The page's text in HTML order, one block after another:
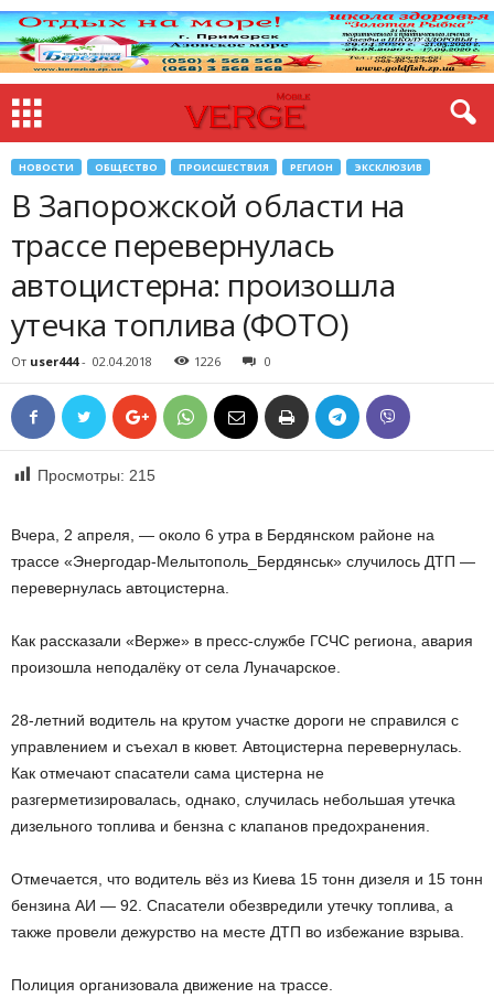
НОВОСТИ ОБЩЕСТВО ПРОИСШЕСТВИЯ РЕГИОН ЭКСКЛЮЗИВ
В Запорожской области на
трассе перевернулась
автоцистерна: произошла
утечка топлива (ФОТО)
От user444- 02.04.2018 1226 0
Просмотры: 215
Вчера, 2 апреля, — около 6 утра в Бердянском районе на
трассе «Энергодар-Мелытополь_Бердянськ» случилось ДТП —
перевернулась автоцистерна.
Как рассказали «Верже» в пресс-службе ГСЧС региона, авария
произошла неподалёку от села Луначарское.
28-летний водитель на крутом участке дороги не справился с
управлением и съехал в кювет. Автоцистерна перевернулась.
Как отмечают спасатели сама цистерна не
разгерметизировалась, однако, случилась небольшая утечка
дизельного топлива и бензна с клапанов предохранения.
Отмечается, что водитель вёз из Киева 15 тонн дизеля и 15 тонн
бензина АИ — 92. Спасатели обезвредили утечку топлива, а
также провели дежурство на месте ДТП во избежание взрыва.
Полиция организовала движение на трассе.